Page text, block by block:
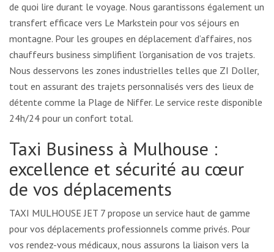
de quoi lire durant le voyage. Nous garantissons également un
transfert efficace vers Le Markstein pour vos séjours en
montagne. Pour les groupes en déplacement d’affaires, nos
chauffeurs business simplifient l’organisation de vos trajets.
Nous desservons les zones industrielles telles que ZI Doller,
tout en assurant des trajets personnalisés vers des lieux de
détente comme la Plage de Niffer. Le service reste disponible
24h/24 pour un confort total.
Taxi Business à Mulhouse :
excellence et sécurité au cœur
de vos déplacements
TAXI MULHOUSE JET 7 propose un service haut de gamme
pour vos déplacements professionnels comme privés. Pour
vos rendez-vous médicaux, nous assurons la liaison vers la